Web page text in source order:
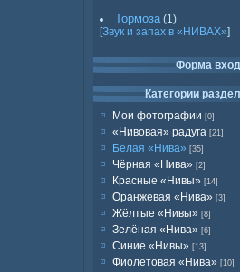
Тормоза (1)
[Звук и запах в «НИВАХ»]
Форма
Категории
Мои фотографии [0]
«Нивовая» радуга [21]
Белая «Нива» [35]
Чёрная «Нива» [2]
Красные «Нивы» [14]
Оранжевая «Нива» [3]
Жёлтые «Нивы» [8]
Зелёная «Нива» [6]
Синие «Нивы» [13]
Фиолетовая «Нива» [10]